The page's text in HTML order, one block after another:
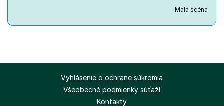
Malá scéna
Vyhlásenie o ochrane súkromia
Všeobecné podmienky súťaží
Kontakty